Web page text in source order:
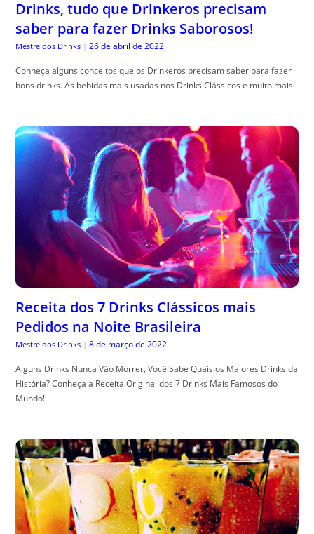
Drinks, tudo que Drinkeros precisam
saber para fazer Drinks Saborosos!
Mestre dos Drinks | 26 de abril de 2022
Conheça alguns conceitos que os Drinkeros precisam saber para fazer
bons drinks. As bebidas mais usadas nos Drinks Clássicos e muito mais!
Receita dos 7 Drinks Clássicos mais
Pedidos na Noite Brasileira
Mestre dos Drinks | 8 de março de 2022
Alguns Drinks Nunca Vão Morrer, Você Sabe Quais os Maiores Drinks da
História? Conheça a Receita Original dos 7 Drinks Mais Famosos do
Mundo!